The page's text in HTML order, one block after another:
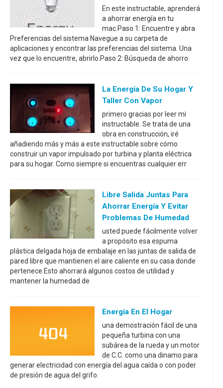
En este instructable, aprenderá
a ahorrar energía en tu
mac.Paso 1: Encuentre y abra
Preferencias del sistema Navegue a su carpeta de
aplicaciones y encontrar las preferencias del sistema. Una
vez que lo encuentre, abrirlo.Paso 2: Búsqueda de ahorro
La Energía De Su Hogar Y
Taller Con Vapor
primero gracias por leer mi
instructable. Se trata de una
obra en construcción, iré
añadiendo más y más a este instructable sobre cómo
construir un vapor impulsado por turbina y planta eléctrica
para su hogar. Como siempre si encuentras cualquier err
Libre Salida Juntas Para
Ahorrar Energía Y Evitar
Problemas De Humedad
usted puede fácilmente volver
a propósito esa espuma
plástica delgada hoja de embalaje en las juntas de salida de
pared libre que mantienen el aire caliente en su casa donde
pertenece.Esto ahorrará algunos costos de utilidad y
mantener la humedad de
Energía En El Hogar
una demostración fácil de una
pequeña turbina con una
subárea de la rueda y un motor
de C.C. como una dinamo para
generar electricidad con energía del agua caída o con poder
de presión de agua del grifo.